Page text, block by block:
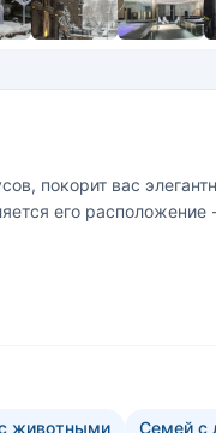
покорит вас
его
животными Семей с